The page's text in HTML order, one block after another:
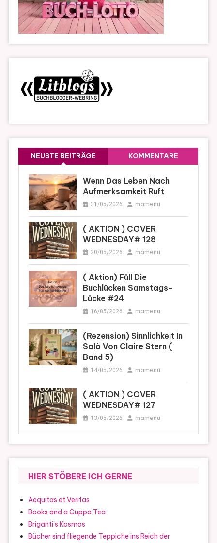
NEUSTE BEITRÄGE KOMMENTARE
Wenn Das Leben Nach
Aufmerksamkeit Ruft
31/05/2026 mamenu
( AKTION ) COVER
WEDNESDAY# 128
20/05/2026 mamenu
( Aktion) Füll Die
Buchlücken Samstags-
Lücke #24
16/05/2026 mamenu
(Rezension) Sinnlichkeit In
Salò Von Claire Stern (
Band 5)
14/05/2026 mamenu
( AKTION ) COVER
WEDNESDAY# 127
13/05/2026 mamenu
HIER STÖBERE ICH GERNE
Aequitas et Veritas
Books and a Cuppa Tea
Briganti's Kosmos
Bücher sind fliegende Teppiche ins Reich der